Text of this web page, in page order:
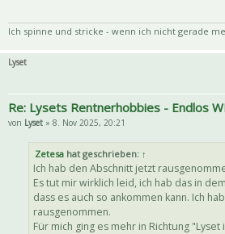
Ich spinne und stricke - wenn ich nicht gerade
Lyset
Re: Lysets Rentnerhobbies - Endlos
von Lyset » 8. Nov 2025, 20:21
Zetesa hat geschrieben: ↑
Ich hab den Abschnitt jetzt
Es tut mir wirklich leid, ich hab das in
dass es auch so ankommen kann. Ich
rausgenommen.
Für mich ging es mehr in Richtung